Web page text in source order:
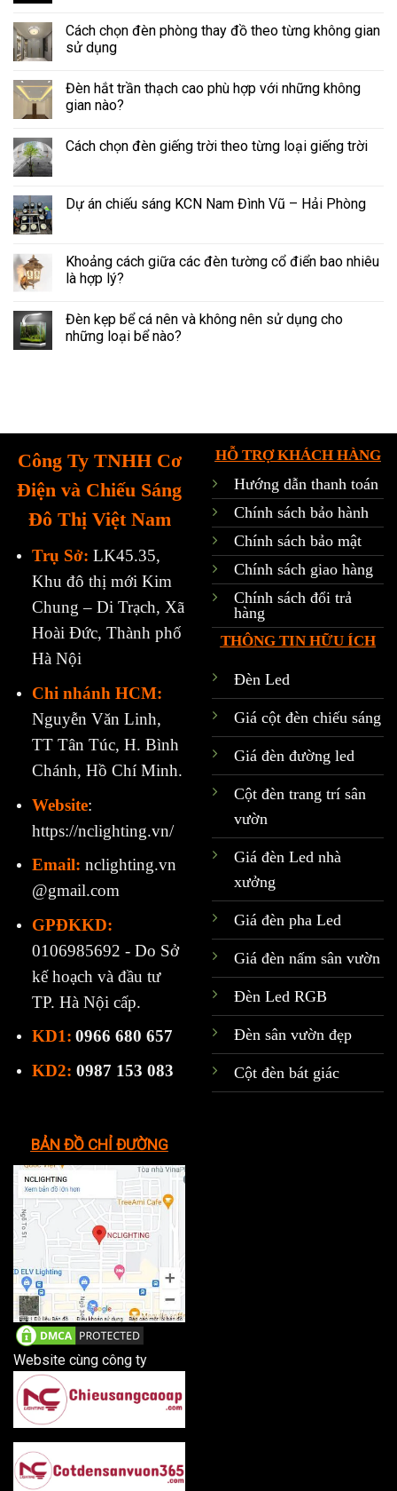
Cách chọn đèn phòng thay đồ theo từng không gian
sử dụng
Đèn hắt trần thạch cao phù hợp với những không
gian nào?
Cách chọn đèn giếng trời theo từng loại giếng trời
Dự án chiếu sáng KCN Nam Đình Vũ – Hải Phòng
Khoảng cách giữa các đèn tường cổ điển bao nhiêu
là hợp lý?
Đèn kẹp bể cá nên và không nên sử dụng cho
những loại bể nào?
Công Ty TNHH Cơ
Điện và Chiếu Sáng
Đô Thị Việt Nam
Trụ Sở: LK45.35,
Khu đô thị mới Kim
Chung – Di Trạch, Xã
Hoài Đức, Thành phố
Hà Nội
Chi nhánh HCM:
Nguyễn Văn Linh,
TT Tân Túc, H. Bình
Chánh, Hồ Chí Minh.
Website:
https://nclighting.vn/
Email: nclighting.vn
@gmail.com
GPĐKKD:
0106985692 - Do Sở
kế hoạch và đầu tư
TP. Hà Nội cấp.
KD1: 0966 680 657
KD2: 0987 153 083
HỖ TRỢ KHÁCH HÀNG
Hướng dẫn thanh toán
Chính sách bảo hành
Chính sách bảo mật
Chính sách giao hàng
Chính sách đổi trả
hàng
THÔNG TIN HỮU ÍCH
Đèn Led
Giá cột đèn chiếu sáng
Giá đèn đường led
Cột đèn trang trí sân
vườn
Giá đèn Led nhà
xưởng
Giá đèn pha Led
Giá đèn nấm sân vườn
Đèn Led RGB
Đèn sân vườn đẹp
Cột đèn bát giác
BẢN ĐỒ CHỈ ĐƯỜNG
Website cùng công ty